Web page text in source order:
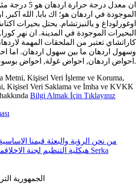
ان معدل درجة
الموجودة في اردهان هو؛ اك بابا, الله اكبر,
اوغورلوداغ و يالنيزتشام. يحتل بحيرات
البحيرات الموجودة في المدينة. ان نهر
كاراتشاي تعتبر من الملحقات المهمة
وسهول اردهان ما بين سهول اردهان. اما
احواض اردهان, احواض غولة, احواض بوسوف واحواض تشيلدير.
Metni, Kişisel Veri İşleme ve Koruma,
Kişisel Veri Saklama ve İmha ve KVKK
Bilgi Almak İçin Tıklayınız
من نحن الرؤية والبعثة قيمنا
هيكلية التنظيم لجنة الاخلاق
شعار Serka
الجمهورية